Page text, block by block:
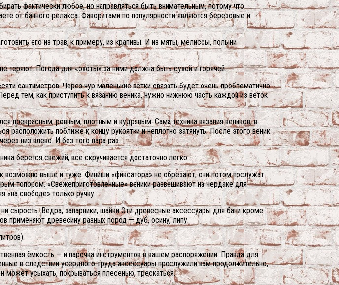
фактически любое, но направляться быть внимательным, потому что
от банного релакса. Фаворитами по популярности являются березовые и
его из трав, к примеру, из крапивы. И из мяты, мелиссы, полыни.
теряют. Погода для «охоты» за ними должна быть сухой и горячей.
сантиметров. Через чур маленькие ветки связать будет очень проблематично.
тем, как приступить к вязанию веника, нужно нижнюю часть каждой из веток
прекрасным, ровным, плотным и кудрявым. Сама техника вязания веников, в
расположить поближе к концу рукоятки и неплотно затянуть. После этого веник
низ влево. И без того пара раз.
берется свежий, все скручивается достаточно легко.
возможно выше и туже. Финиши «фиксатора» не обрезают, они потом послужат
топором. «Свежеприготовленные» веники развешивают на чердаке для
«на свободе» только ручку.
сырость. Ведра, запарники, шайки Эти древесные аксессуары для бани кроме
применяют древесину разных пород — дуб, осину, липу.
ёмкость — и парочка инструментов в вашем распоряжении. Правда для
в следствии усердного труда аксессуары прослужили вам продолжительно,
может усыхать, покрываться плесенью, трескаться.